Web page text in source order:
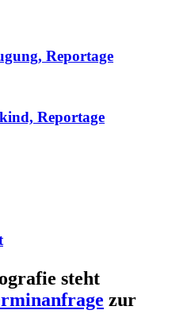
Reportage
Reportage
steht
zur